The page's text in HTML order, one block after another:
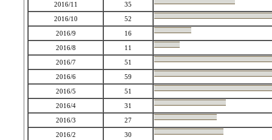
2016/11
35
2016/10
52
2016/9
16
2016/8
11
2016/7
51
2016/6
59
2016/5
51
2016/4
31
2016/3
27
2016/2
30